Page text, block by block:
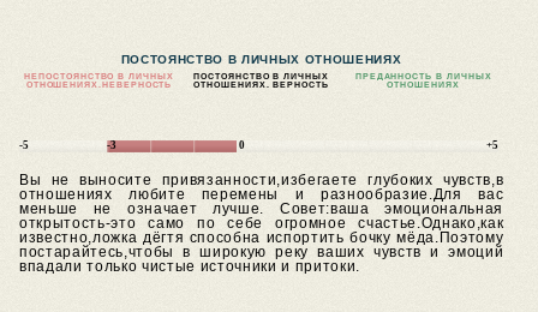
ПОСТОЯНСТВО В ЛИЧНЫХ ОТНОШЕНИЯХ
НЕПОСТОЯНСТВО В ЛИЧНЫХ
ОТНОШЕНИЯХ.
НЕВЕРНОСТЬ
ПОСТОЯНСТВО В ЛИЧНЫХ
ОТНОШЕНИЯХ. ВЕРНОСТЬ
ПРЕДАННОСТЬ В ЛИЧНЫХ
ОТНОШЕНИЯХ
-5 -3 0 +5
Вы не выносите привязанности,избегаете глубоких чувств,в
отношениях любите перемены и разнообразие.Для вас
меньше не означает лучше. Совет:ваша эмоциональная
открытость-это само по себе огромное счастье.Однако,как
известно,ложка дёгтя способна испортить бочку мёда.Поэтому
постарайтесь,чтобы в широкую реку ваших чувств и эмоций
впадали только чистые источники и притоки.